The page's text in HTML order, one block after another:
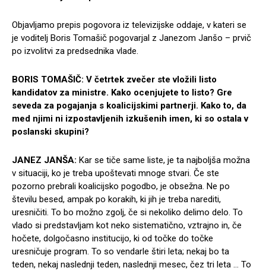
Objavljamo prepis pogovora iz televizijske oddaje, v kateri se
je voditelj Boris Tomašič pogovarjal z Janezom Janšo – prvič
po izvolitvi za predsednika vlade.
BORIS TOMAŠIČ: V četrtek zvečer ste vložili listo
kandidatov za ministre. Kako ocenjujete to listo? Gre
seveda za pogajanja s koalicijskimi partnerji. Kako to, da
med njimi ni izpostavljenih izkušenih imen, ki so ostala v
poslanski skupini?
JANEZ JANŠA: Kar se tiče same liste, je ta najboljša možna
v situaciji, ko je treba upoštevati mnoge stvari. Če ste
pozorno prebrali koalicijsko pogodbo, je obsežna. Ne po
številu besed, ampak po korakih, ki jih je treba narediti,
uresničiti. To bo možno zgolj, če si nekoliko delimo delo. To
vlado si predstavljam kot neko sistematično, vztrajno in, če
hočete, dolgočasno institucijo, ki od točke do točke
uresničuje program. To so vendarle štiri leta; nekaj bo ta
teden, nekaj naslednji teden, naslednji mesec, čez tri leta … To